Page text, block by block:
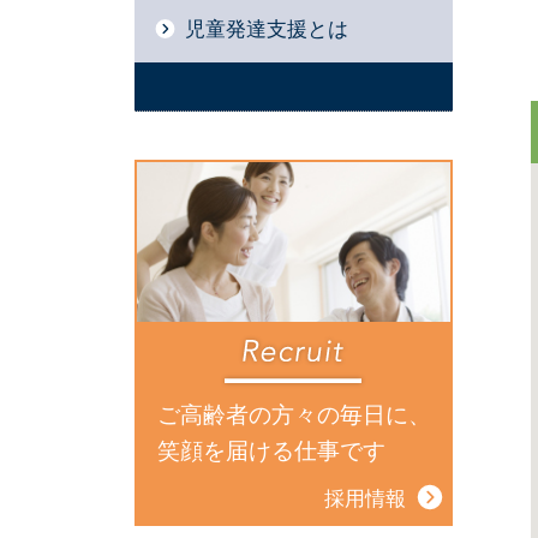
児童発達支援とは
ご高齢者の方々の毎日に、
笑顔を届ける仕事です
採用情報